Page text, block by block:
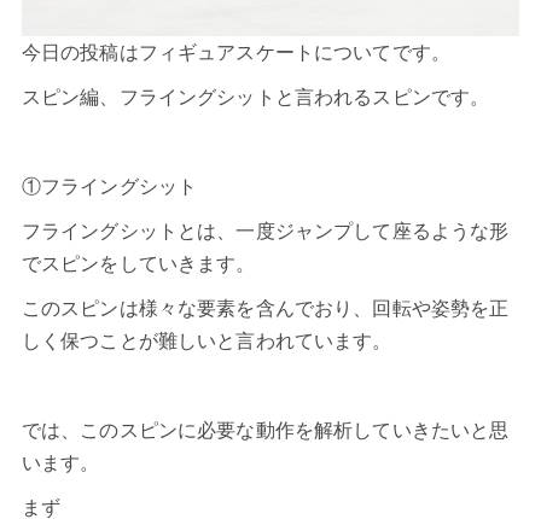
今日の投稿はフィギュアスケート についてです。
スピン編、フライングシットと言われるスピンです。
①フライングシット
フライングシットとは、一度ジャンプして座るような形
でスピンをしていきます。
このスピンは様々な要素を含んでおり、回転や姿勢を正
しく保つことが難しいと言われています。
では、このスピンに必要な動作を解析していきたいと思
います。
まず